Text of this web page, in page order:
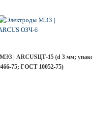
| ARCUSЦТ-15 (d 3 мм;
75; ГОСТ 10052-75)